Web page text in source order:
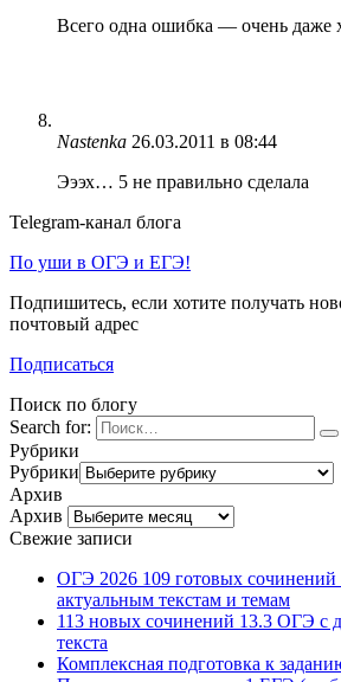
Всего одна ошибка — очень даже
Nastenka 26.03.2011 в 08:44
Эээх… 5 не правильно сделала
Telegram-канал блога
По уши в ОГЭ и ЕГЭ!
Подпишитесь, если хотите получать
почтовый адрес
Подписаться
Поиск по блогу
Search for:
Рубрики
Рубрики
Архив
Архив
Свежие записи
ОГЭ 2026 109 готовых сочинений
актуальным текстам и темам
113 новых сочинений 13.3 ОГЭ с
текста
Комплексная подготовка к